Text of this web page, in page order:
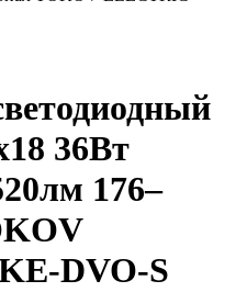
36Вт
176–
DVO-S